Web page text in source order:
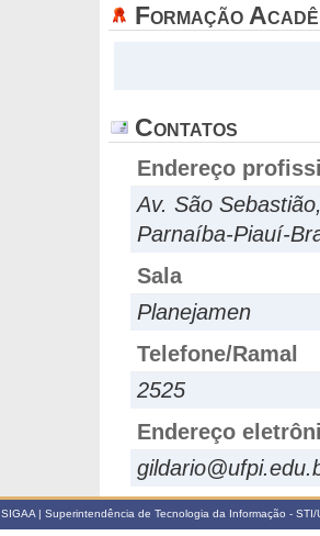
Formação
Contatos
Endereço
Av. São
Parnaíba-Piauí-
Sala
Planejamen
Telefone/Ramal
2525
Endereço
SIGAA | Superintendência de Tecnologia da Informação -